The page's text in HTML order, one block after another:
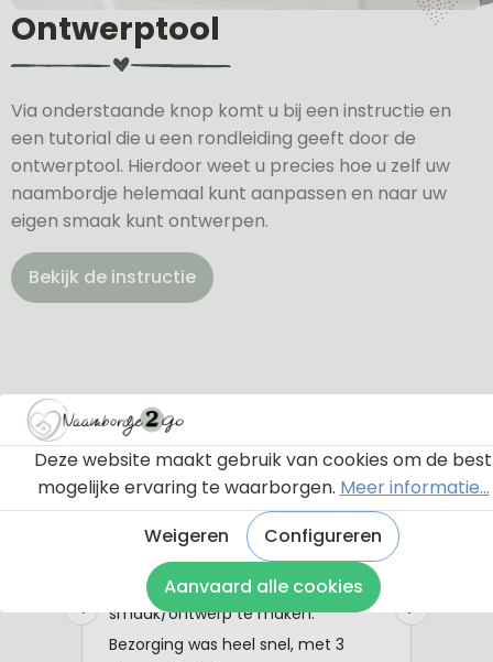
Ontwerptool
Via onderstaande knop komt u bij een instructie en
een tutorial die u een rondleiding geeft door de
ontwerptool. Hierdoor weet u precies hoe u zelf uw
naambordje helemaal kunt aanpassen en naar uw
eigen smaak kunt ontwerpen.
Bekijk de instructie
Deze website maakt gebruik van cookies om de best
mogelijke ervaring te waarborgen. Meer informatie...
Weigeren
Configureren
Aanvaard alle cookies